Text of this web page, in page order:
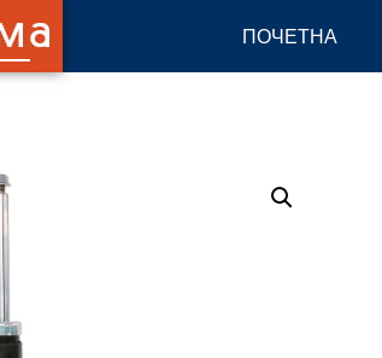
ПОЧЕТНА